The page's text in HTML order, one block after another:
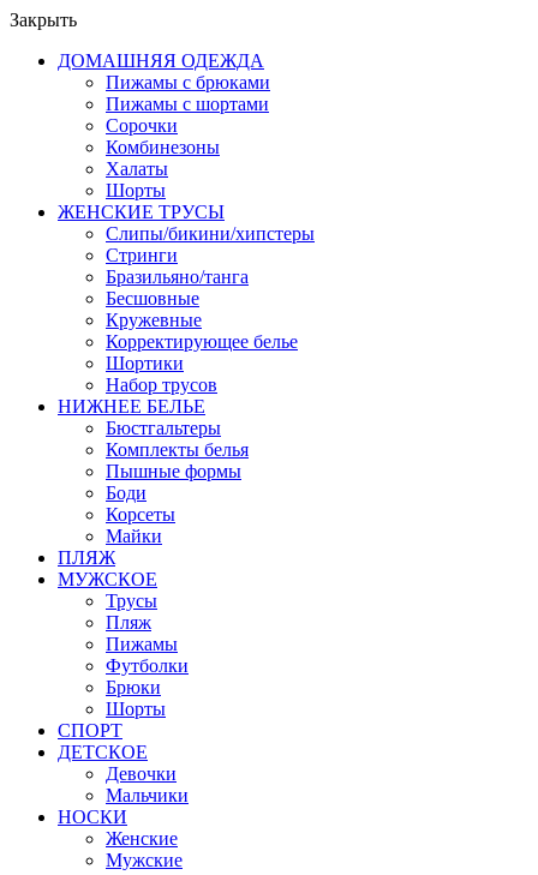
Закрыть
ДОМАШНЯЯ ОДЕЖДА
Пижамы с брюками
Пижамы с шортами
Сорочки
Комбинезоны
Халаты
Шорты
ЖЕНСКИЕ ТРУСЫ
Слипы/бикини/хипстеры
Стринги
Бразильяно/танга
Бесшовные
Кружевные
Корректирующее белье
Шортики
Набор трусов
НИЖНЕЕ БЕЛЬЕ
Бюстгальтеры
Комплекты белья
Пышные формы
Боди
Корсеты
Майки
ПЛЯЖ
МУЖСКОЕ
Трусы
Пляж
Пижамы
Футболки
Брюки
Шорты
СПОРТ
ДЕТСКОЕ
Девочки
Мальчики
НОСКИ
Женские
Мужские